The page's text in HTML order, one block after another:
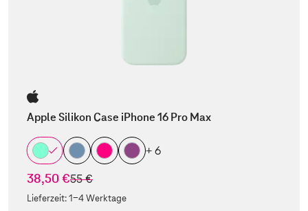
Apple Silikon Case iPhone 16 Pro Max
+ 6
38,50 €statt
55 €
Lieferzeit:1-4 Werktage